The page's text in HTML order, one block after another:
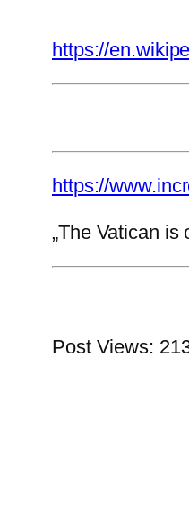
https://
https://
„The Vatican is
Post Views: